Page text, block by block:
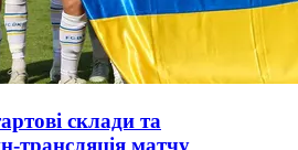
склади та
трансляція матчу